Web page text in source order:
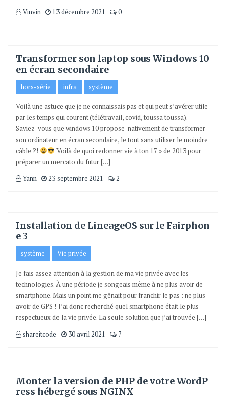
Vinvin
13 décembre 2021 0
Transformer son laptop sous Windows 10
en écran secondaire
hors-série infra système
Voilà une astuce que je ne connaissais pas et qui peut s’avérer utile
par les temps qui courent (télétravail, covid, toussa toussa).
Saviez-vous que windows 10 propose nativement de transformer
son ordinateur en écran secondaire, le tout sans utiliser le moindre
câble ?!
Voilà de quoi redonner vie à ton 17 » de 2013 pour
préparer un mercato du futur […]
Yann
23 septembre 2021 2
Installation de LineageOS sur le Fairphon
e 3
système Vie privée
Je fais assez attention à la gestion de ma vie privée avec les
technologies. À une période je songeais même à ne plus avoir de
smartphone. Mais un point me gênait pour franchir le pas : ne plus
avoir de GPS ! J’ai donc recherché quel smartphone était le plus
respectueux de la vie privée. La seule solution que j’ai trouvée […]
shareitcode
30 avril 2021 7
Monter la version de PHP de votre WordP
ress hébergé sous NGINX